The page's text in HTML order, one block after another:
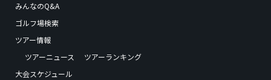
みんなのQ&A
ゴルフ場検索
ツアー情報
ツアーニュース
ツアーランキング
大会スケジュール